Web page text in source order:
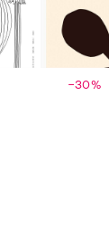
−30%